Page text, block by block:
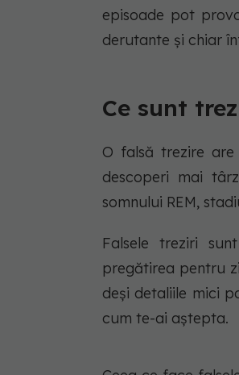
episoade pot
derutante și chiar
Ce sunt
O falsă trezire
descoperi mai
somnului REM,
Falsele treziri
pregătirea pentru
deși detaliile mici
cum te-ai aștepta.